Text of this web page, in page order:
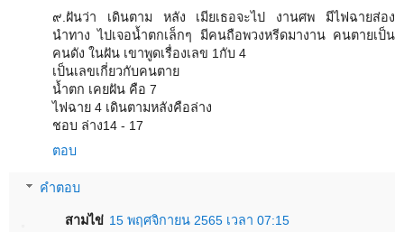
๙.ฝันว่า เดินตาม หลัง เมียเธอจะไป งานศพ มีไฟฉายส่อง
นำทาง ไปเจอน้ำตกเล็กๆ มีคนถือพวงหรีดมางาน คนตายเป็น
คนดัง ในฝัน เขาพูดเรื่องเลข 1กับ 4
เป็นเลขเกี่ยวกับคนตาย
น้ำตก เคยฝัน คือ 7
ไฟฉาย 4 เดินตามหลังคือล่าง
ชอบ ล่าง14 - 17
ตอบ
คำตอบ
สามไข่ 15 พฤศจิกายน 2565 เวลา 07:15